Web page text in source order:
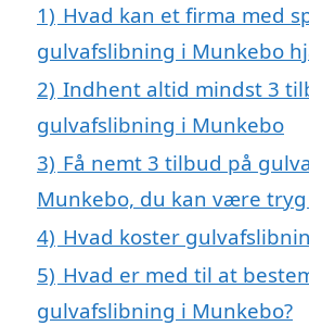
1) Hvad kan et firma med
gulvafslibning i Munkebo
2) Indhent altid mindst 3
gulvafslibning i Munkebo
3) Få nemt 3 tilbud på
Munkebo, du kan være tryg
4) Hvad koster
5) Hvad er med til at
gulvafslibning i Munkebo?